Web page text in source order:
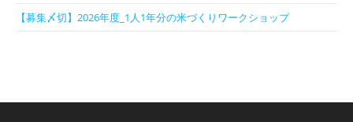
【募集〆切】2026年度_1人1年分の米づくりワークショップ